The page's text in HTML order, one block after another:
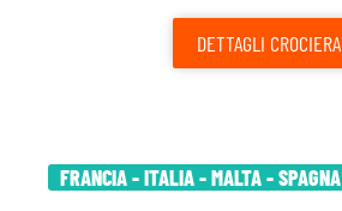
DETTAGLI CROCIERA
FRANCIA - ITALIA - MALTA - SPAGNA